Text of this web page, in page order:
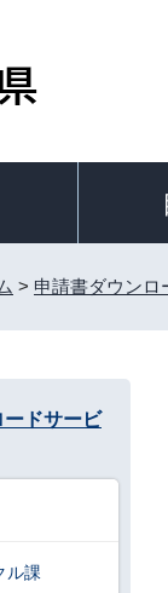
> 申請書ダウンロ
ードサービ
ル課